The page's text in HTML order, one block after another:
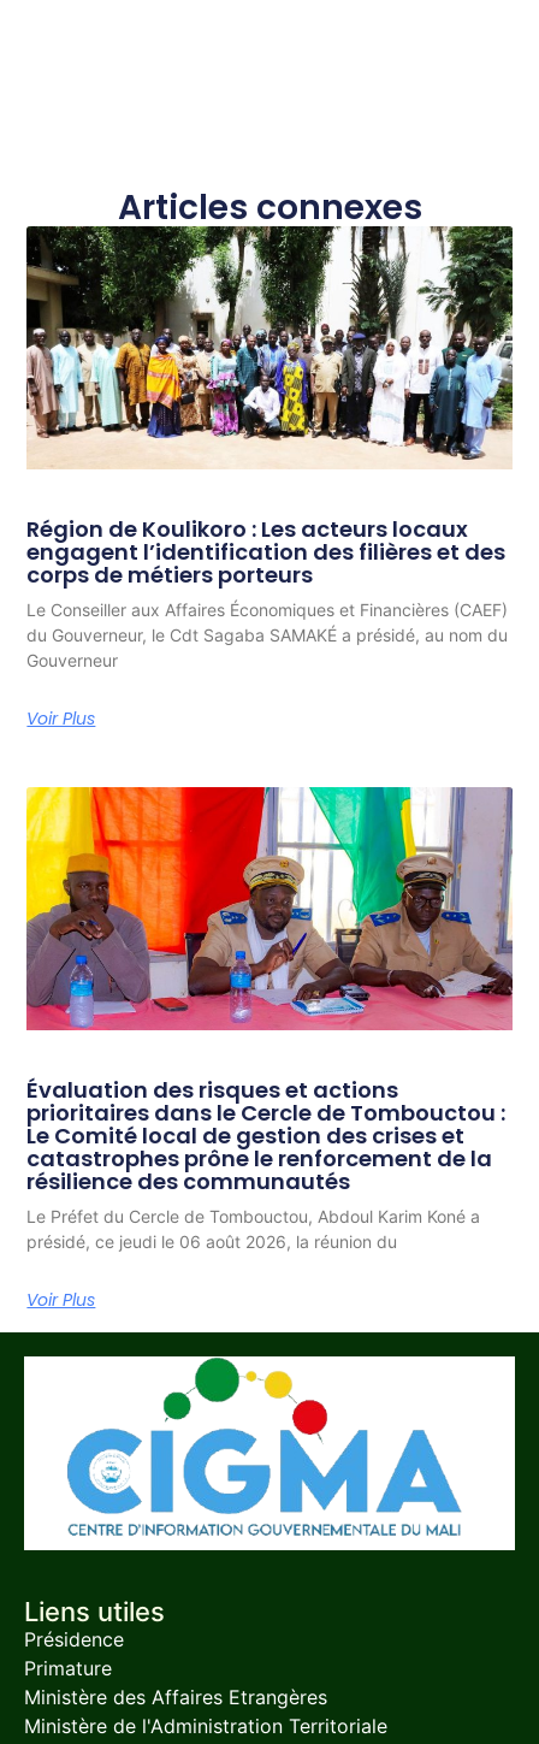
Articles connexes
Région de Koulikoro : Les acteurs locaux
engagent l’identification des filières et des
corps de métiers porteurs
Le Conseiller aux Affaires Économiques et Financières (CAEF)
du Gouverneur, le Cdt Sagaba SAMAKÉ a présidé, au nom du
Gouverneur
Voir Plus
Évaluation des risques et actions
prioritaires dans le Cercle de Tombouctou :
Le Comité local de gestion des crises et
catastrophes prône le renforcement de la
résilience des communautés
Le Préfet du Cercle de Tombouctou, Abdoul Karim Koné a
présidé, ce jeudi le 06 août 2026, la réunion du
Voir Plus
Liens utiles
Présidence
Primature
Ministère des Affaires Etrangères
Ministère de l'Administration Territoriale